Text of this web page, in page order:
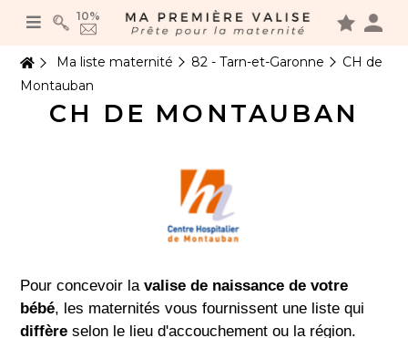
10%
Ma liste maternité 82 - Tarn-et-Garonne
CH de
Montauban
CH DE MONTAUBAN
Pour concevoir lavalise de naissance de votre
bébé, les maternités vous fournissent une liste qui
diffère selon le lieu d'accouchement ou la région.
Panneau de gestion des cookies